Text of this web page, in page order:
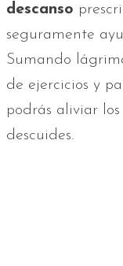
descanso
seguramente
Sumando
de ejercicios y
podrás aliviar
descuides.